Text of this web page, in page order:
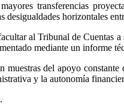
transferencias
desigualdades horizontales
al Tribunal de Cuentas
mediante un informe
muestras del apoyo
y la autonomía